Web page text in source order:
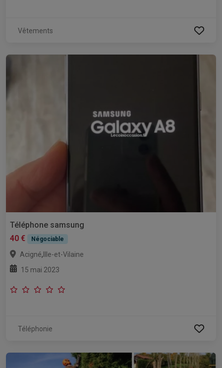
Vêtements
Téléphone samsung
40 €
Négociable
Acigné, Ille-et-Vilaine
15 mai 2023
Téléphonie